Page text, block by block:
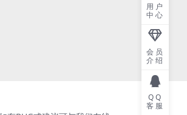
用户
中心
会员
介绍
QQ
客服